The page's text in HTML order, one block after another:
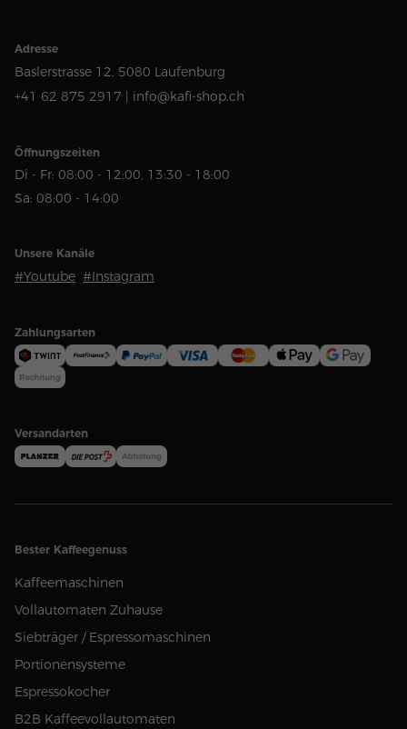
Adresse
Baslerstrasse 12, 5080 Laufenburg
+41 62 875 2917 | info@kafi-shop.ch
Öffnungszeiten
Di - Fr: 08:00 - 12:00, 13:30 - 18:00
Sa: 08:00 - 14:00
Unsere Kanäle
#Youtube #Instagram
Zahlungsarten
Versandarten
Bester Kaffeegenuss
Kaffeemaschinen
Vollautomaten Zuhause
Siebträger / Espressomaschinen
Portionensysteme
Espressokocher
B2B Kaffeevollautomaten